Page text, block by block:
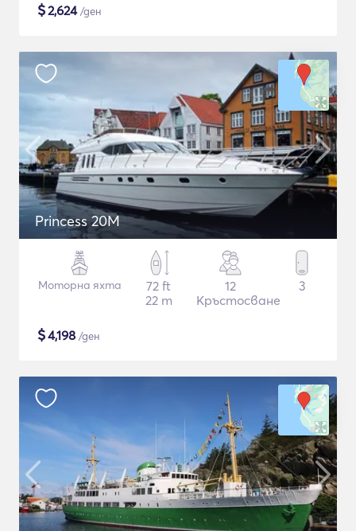
$2,624/ден
Princess 20M
Моторна яхта
72 ft
22 m
12
Кръстосване
3
$4,198 /ден